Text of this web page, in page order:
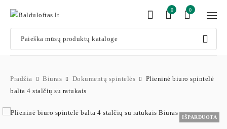
0
0
Pradžia Biuras Dokumentų spintelės
Plieninė biuro spintelė
balta 4 stalčių su ratukais
IŠPARDUOTA